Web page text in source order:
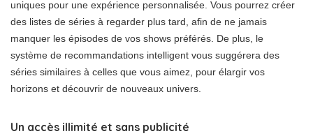
uniques pour une expérience personnalisée. Vous pourrez créer
des listes de séries à regarder plus tard, afin de ne jamais
manquer les épisodes de vos shows préférés. De plus, le
système de recommandations intelligent vous suggérera des
séries similaires à celles que vous aimez, pour élargir vos
horizons et découvrir de nouveaux univers.
Un accès illimité et sans publicité